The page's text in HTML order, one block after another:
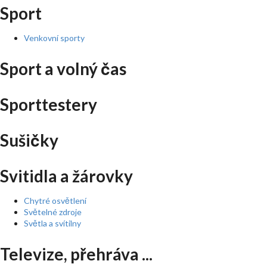
Sport
Venkovní sporty
Sport a volný čas
Sporttestery
Sušičky
Svitidla a žárovky
Chytré osvětlení
Světelné zdroje
Světla a svítilny
Televize, přehráva ...